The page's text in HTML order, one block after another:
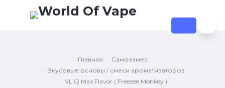
Главная
Самозамес
Вкусовые основы / смеси ароматизаторов
VLIQ Max Flavor ( Freezee Monkey )